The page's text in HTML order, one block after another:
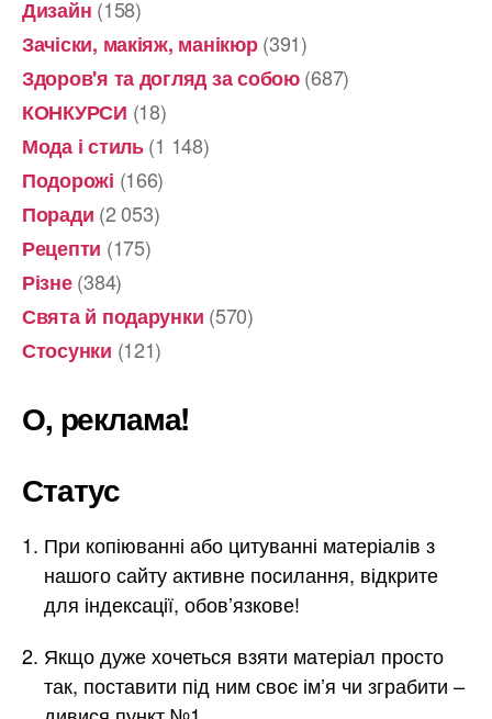
Дизайн (158)
Зачіски, макіяж, манікюр(391)
Здоров'я та догляд за собою(687)
КОНКУРСИ (18)
Мода і стиль(1 148)
Подорожі (166)
Поради (2 053)
Рецепти (175)
Різне(384)
Свята й подарунки (570)
Стосунки (121)
О, реклама!
Статус
При копіюванні або цитуванні матеріалів з
нашого сайту активне посилання, відкрите
для індексації, обов’язкове!
Якщо дуже хочеться взяти матеріал просто
так, поставити під ним своє ім’я чи зграбити –